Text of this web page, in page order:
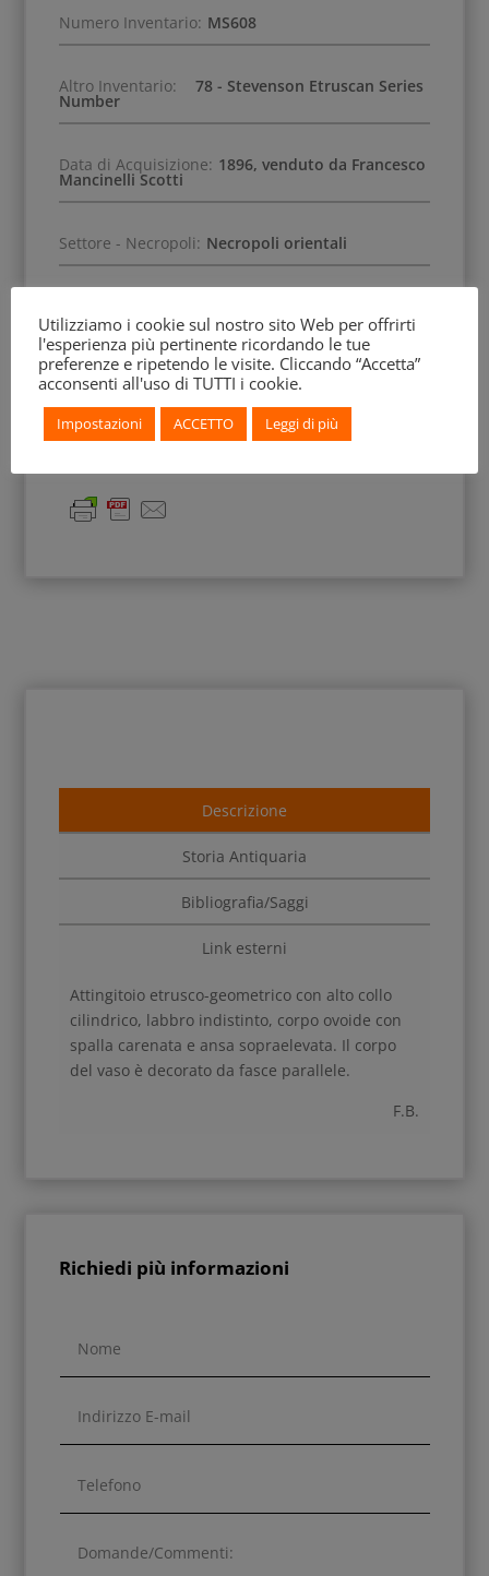
Numero Inventario: MS608
Altro Inventario: 78 - Stevenson Etruscan Series
Number
Data di Acquisizione: 1896, venduto da Francesco
Mancinelli Scotti
Settore - Necropoli: Necropoli orientali
Anno Scoperta: 1895, scavi Mancinelli Scotti
Descrizione
Storia Antiquaria
Bibliografia/Saggi
Link esterni
Attingitoio etrusco-geometrico con alto collo
cilindrico, labbro indistinto, corpo ovoide con
spalla carenata e ansa sopraelevata. Il corpo
del vaso è decorato da fasce parallele.
F.B.
Richiedi più informazioni
Utilizziamo i cookie sul nostro sito Web per offrirti
l'esperienza più pertinente ricordando le tue
preferenze e ripetendo le visite. Cliccando “Accetta”
acconsenti all'uso di TUTTI i cookie.
Impostazioni ACCETTO Leggi di più